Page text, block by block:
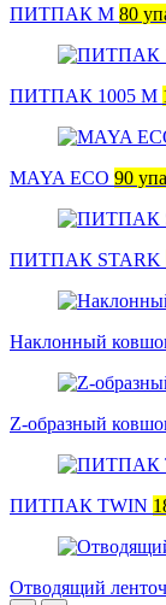
ПИТПАК М 80
ПИТПАК 1005 М
MAYA ECO 90
ПИТПАК STARK
Наклонный
Z-образный
ПИТПАК TWIN
Отводящий